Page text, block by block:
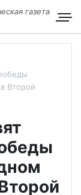
газета
Второй